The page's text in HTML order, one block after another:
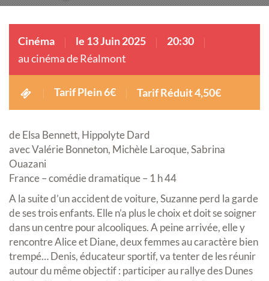
Cinéma le 13 Juin 2025
20:30
au cinéma de Réalmont
Tarif Plein 6€ Tarif Réduit 4,50€
de Elsa Bennett, Hippolyte Dard
avec Valérie Bonneton, Michèle Laroque, Sabrina
Ouazani
France – comédie dramatique – 1 h 44
A la suite d’un accident de voiture, Suzanne perd la garde
de ses trois enfants. Elle n’a plus le choix et doit se soigner
dans un centre pour alcooliques. A peine arrivée, elle y
rencontre Alice et Diane, deux femmes au caractère bien
trempé… Denis, éducateur sportif, va tenter de les réunir
autour du même objectif : participer au rallye des Dunes